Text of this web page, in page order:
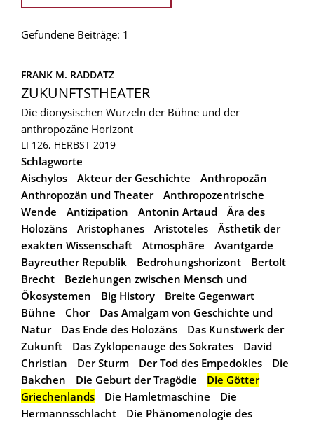
Gefundene Beiträge: 1
FRANK M. RADDATZ
ZUKUNFTSTHEATER
Die dionysischen Wurzeln der Bühne und der
anthropozäne Horizont
LI 126, HERBST 2019
Schlagworte
Aischylos
Akteur der Geschichte
Anthropozän
Anthropozän und Theater
Anthropozentrische
Wende
Antizipation Antonin Artaud
Ära des
Holozäns
Aristophanes Aristoteles
Ästhetik der
exakten Wissenschaft
Atmosphäre
Avantgarde
Bayreuther Republik
Bedrohungshorizont
Bertolt
Brecht
Beziehungen zwischen Mensch und
Ökosystemen
Big History
Breite Gegenwart
Bühne
Chor
Das Amalgam von Geschichte und
Natur
Das Ende des Holozäns
Das Kunstwerk der
Zukunft
Das Zyklopenauge des Sokrates
David
Christian
Der Sturm Der Tod des Empedokles
Die
Bakchen
Die Geburt der Tragödie
Die Götter
Griechenlands
Die Hamletmaschine
Die
Hermannsschlacht
Die Phänomenologie des